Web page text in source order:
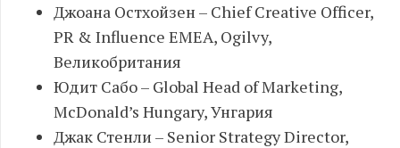
Джоана Остхойзен – Chief Creative Officer,
PR & Influence EMEA, Ogilvy,
Великобритания
Юдит Сабо – Global Head of Marketing,
McDonald’s Hungary, Унгария
Джак Стенли – Senior Strategy Director,